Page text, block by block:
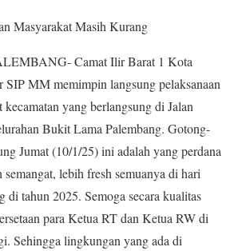
Masyarakat Masih Kurang
Camat Ilir Barat 1 Kota
SIP MM memimpin langsung pelaksanaan
yang berlangsung di Jalan
Bukit Lama Palembang. Gotong-
Jumat (10/1/25) ini adalah yang perdana
lebih fresh semuanya di hari
di tahun 2025. Semoga secara kualitas
para Ketua RT dan Ketua RW di
Sehingga lingkungan yang ada di